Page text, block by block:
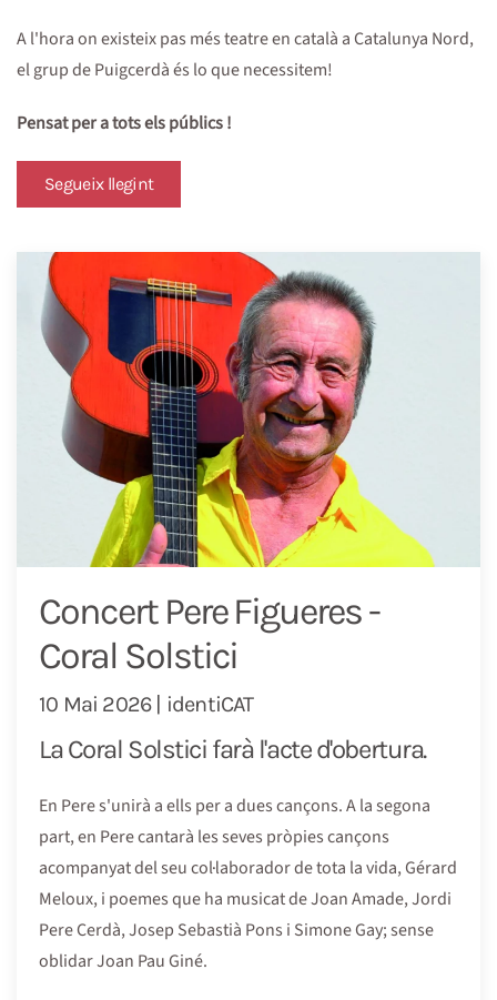
A l'hora on existeix pas més teatre en català a Catalunya Nord,
el grup de Puigcerdà és lo que necessitem!
Pensat per a tots els públics !
Segueix llegint
Concert Pere Figueres -
Coral Solstici
10 Mai 2026 | identiCAT
La Coral Solstici farà l'acte d'obertura.
En Pere s'unirà a ells per a dues cançons. A la segona
part, en Pere cantarà les seves pròpies cançons
acompanyat del seu col·laborador de tota la vida, Gérard
Meloux, i poemes que ha musicat de Joan Amade, Jordi
Pere Cerdà, Josep Sebastià Pons i Simone Gay; sense
oblidar Joan Pau Giné.